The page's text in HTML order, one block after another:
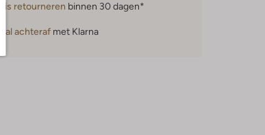
retourneren binnen 30 dagen*
achteraf met Klarna